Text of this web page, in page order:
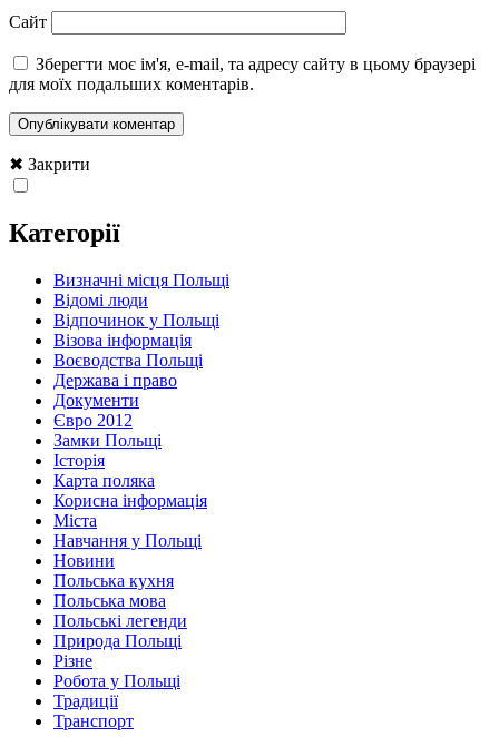
Сайт
Зберегти моє ім'я, e-mail, та адресу сайту в цьому браузері
для моїх подальших коментарів.
✖ Закрити
Категорії
Визначні місця Польщі
Відомі люди
Відпочинок у Польщі
Візова інформація
Воєводства Польщі
Держава і право
Документи
Євро 2012
Замки Польщі
Історія
Карта поляка
Корисна інформація
Міста
Навчання у Польщі
Новини
Польська кухня
Польська мова
Польські легенди
Природа Польщі
Різне
Робота у Польщі
Традиції
Транспорт